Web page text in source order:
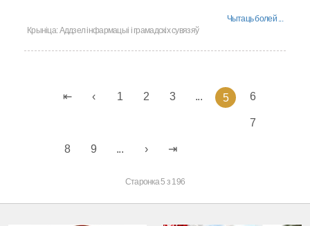
Чытаць болей ...
Крыніца:Аддзел інфармацыі і грамадскіх сувязяў
1 2 3 ... 5 6
7
8 9 ...
Старонка 5 з 196